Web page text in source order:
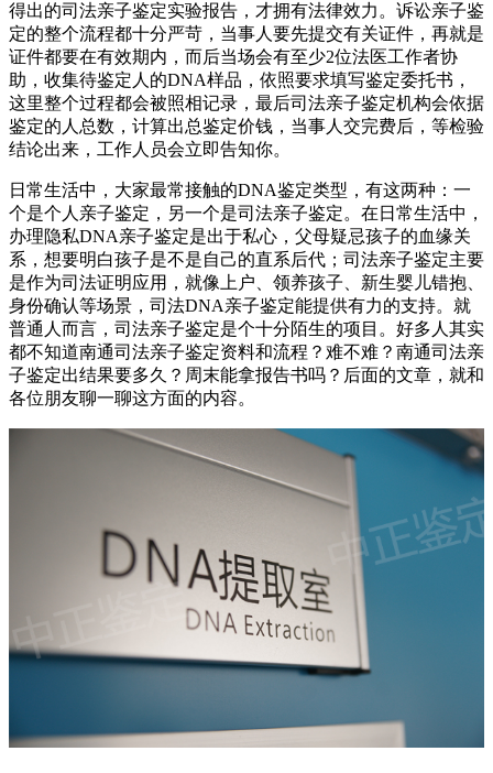
得出的司法亲子鉴定实验报告，才拥有法律效力。诉讼亲子鉴
定的整个流程都十分严苛，当事人要先提交有关证件，再就是
证件都要在有效期内，而后当场会有至少2位法医工作者协
助，收集待鉴定人的DNA样品，依照要求填写鉴定委托书，
这里整个过程都会被照相记录，最后司法亲子鉴定机构会依据
鉴定的人总数，计算出总鉴定价钱，当事人交完费后，等检验
结论出来，工作人员会立即告知你。
日常生活中，大家最常接触的DNA鉴定类型，有这两种：一
个是个人亲子鉴定，另一个是司法亲子鉴定。在日常生活中，
办理隐私DNA亲子鉴定是出于私心，父母疑忌孩子的血缘关
系，想要明白孩子是不是自己的直系后代；司法亲子鉴定主要
是作为司法证明应用，就像上户、领养孩子、新生婴儿错抱、
身份确认等场景，司法DNA亲子鉴定能提供有力的支持。就
普通人而言，司法亲子鉴定是个十分陌生的项目。好多人其实
都不知道南通司法亲子鉴定资料和流程？难不难？南通司法亲
子鉴定出结果要多久？周末能拿报告书吗？后面的文章，就和
各位朋友聊一聊这方面的内容。